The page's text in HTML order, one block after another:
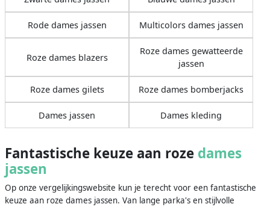
Rode dames jassen Multicolors dames jassen
Roze dames blazers
Roze dames gewatteerde
jassen
Roze dames gilets Roze dames bomberjacks
Dames jassen Dames kleding
Fantastische keuze aan roze dames
jassen
Op onze vergelijkingswebsite kun je terecht voor een fantastische
keuze aan roze dames jassen. Van lange parka's en stijlvolle